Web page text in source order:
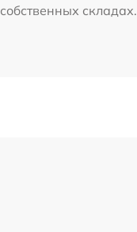
собственных складах.